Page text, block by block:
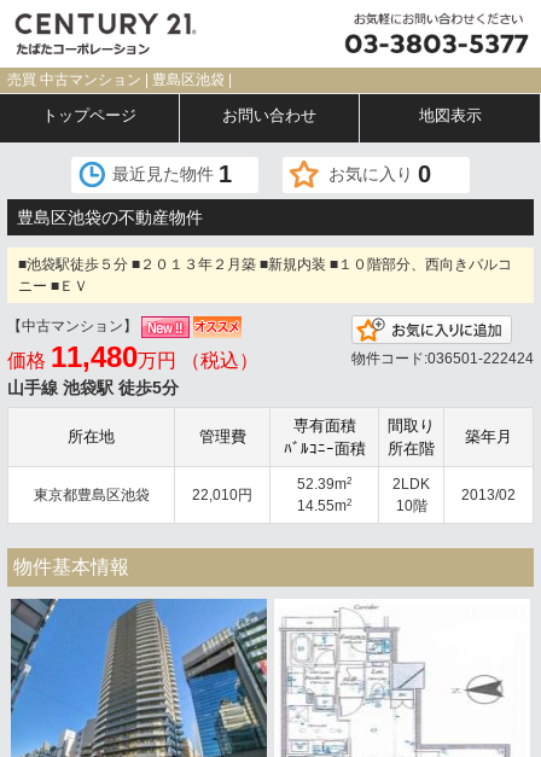
売買 中古マンション | 豊島区池袋 |
トップページ お問い合わせ 地図表示
最近見た物件 1 お気に入り 0
豊島区池袋の不動産物件
■池袋駅徒歩５分 ■２０１３年２月築 ■新規内装 ■１０階部分、西向きバルコ
ニー ■ＥＶ
【中古マンション】
価格 11,480万円 （税込）
山手線 池袋駅 徒歩5分
物件コード:036501-222424
所在地 管理費
専有面積
ﾊﾞﾙｺﾆｰ面積
間取り
所在階
築年月
東京都豊島区池袋 22,010円
52.39m2
14.55m2
2LDK
10階
2013/02
物件基本情報